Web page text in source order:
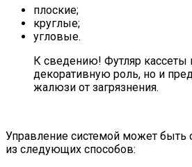
плоские;
круглые;
угловые.
К сведению! Футляр кассеты
декоративную роль, но и
жалюзи от загрязнения.
Управление системой может быть
из следующих способов: